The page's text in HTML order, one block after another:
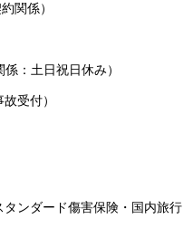
関係）
：土日祝日休み）
受付）
ンダード傷害保険・国内旅行